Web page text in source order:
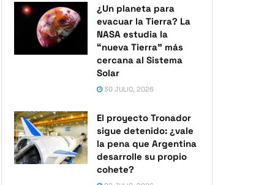
¿Un planeta para
evacuar la Tierra? La
NASA estudia la
“nueva Tierra” más
cercana al Sistema
Solar
30 JULIO, 2026
El proyecto Tronador
sigue detenido: ¿vale
la pena que Argentina
desarrolle su propio
cohete?